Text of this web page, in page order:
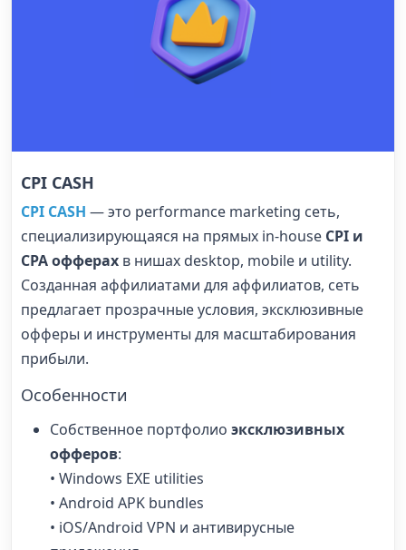
CPI CASH
CPI CASH — это performance marketing сеть,
специализирующаяся на прямых in-house CPI и
CPA офферах в нишах desktop, mobile и utility.
Созданная аффилиатами для аффилиатов, сеть
предлагает прозрачные условия, эксклюзивные
офферы и инструменты для масштабирования
прибыли.
Особенности
Собственное портфолио эксклюзивных
офферов:
• Windows EXE utilities
• Android APK bundles
• iOS/Android VPN и антивирусные